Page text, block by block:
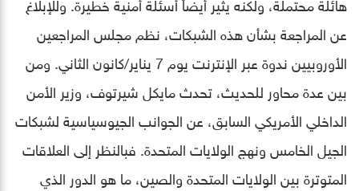
عن المراجعة بشأن هذه الشبكات، نظم مجلس المراجعين
الأوروبيين ندوة عبر الإنترنت يوم 7 يناير/كانون الثاني. ومن
بين عدة محاور للحديث، تحدث مايكل شيرتوف، وزير الأمن
الداخلي الأمريكي السابق، عن الجوانب الجيوسياسية لشبكات
الجيل الخامس ونهج الولايات المتحدة. فبالنظر إلى العلاقات
المتوترة بين الولايات المتحدة والصين، ما هو الدور الذي